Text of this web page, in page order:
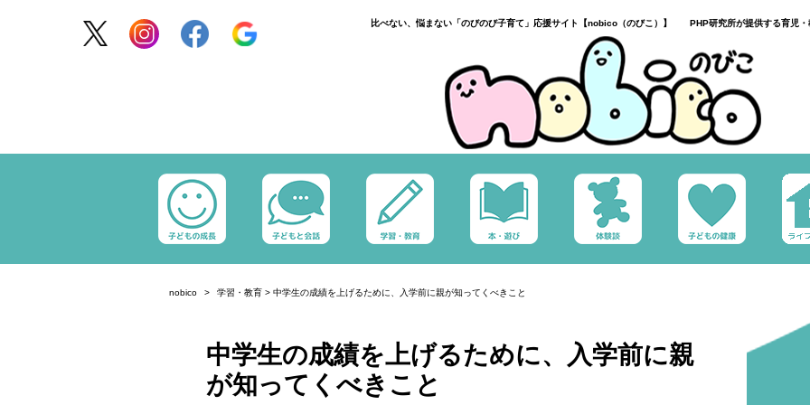
比べない、悩まない「のびのび子育て」応援サイト【nobico（のびこ）】 PHP研究所が提供する育児・
nobico 学習・教育 > 中学生の成績を上げるために、入学前に親が知ってくべきこと
中学生の成績を上げるために、入学前に親
が知ってくべきこと